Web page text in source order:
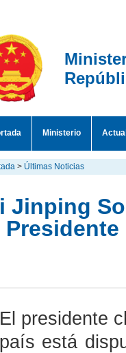
Ministerio
> Últimas Noticias
Jinping
El presidente
país está